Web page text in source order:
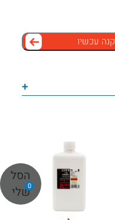
0
הסל
שלי
קנה עכשיו
+